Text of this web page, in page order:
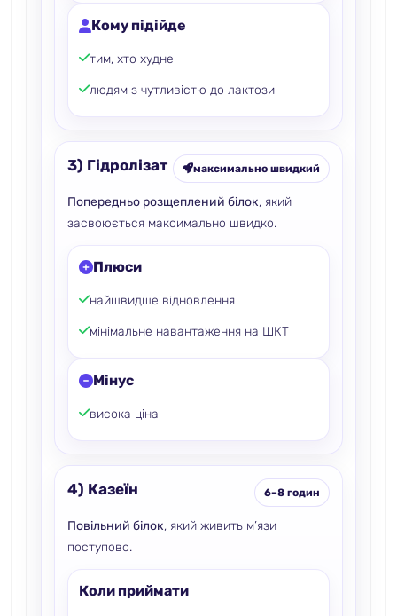
Кому підійде
тим, хто худне
людям з чутливістю до лактози
3) Гідролізат максимально швидкий
Попередньо розщеплений білок, який
засвоюється максимально швидко.
Плюси
найшвидше відновлення
мінімальне навантаження на ШКТ
Мінус
висока ціна
4) Казеїн 6–8 годин
Повільний білок, який живить м’язи
поступово.
Коли приймати